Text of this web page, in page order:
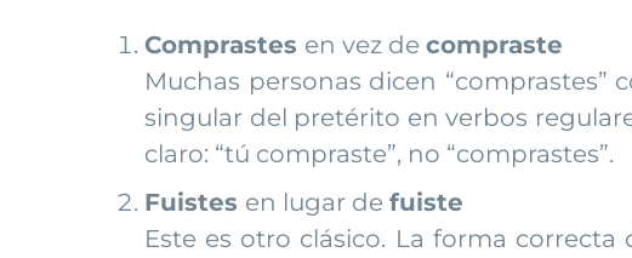
Comprastes en vez de compraste
Muchas personas dicen “comprastes”
singular del pretérito en verbos
claro: “tú compraste”, no “comprastes”.
Fuistes en lugar de fuiste
Este es otro clásico. La forma